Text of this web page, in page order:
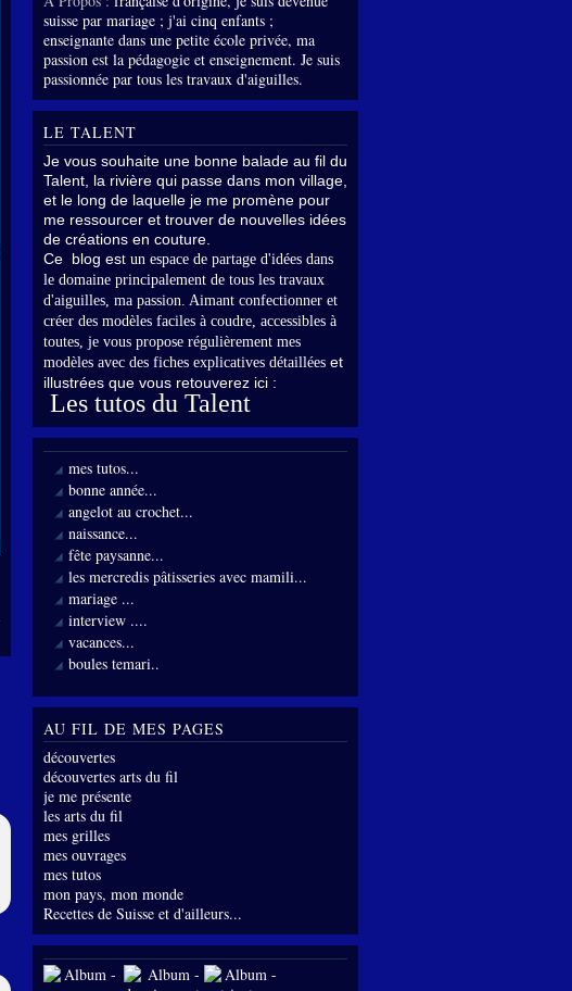
suisse par mariage ; j'ai cinq enfants ;
enseignante dans une petite école privée, ma
passion est la pédagogie et enseignement. Je suis
passionnée par tous les travaux d'aiguilles.
LE TALENT
Je vous souhaite une bonne balade au fil du
Talent, la rivière qui passe dans mon village,
et le long de laquelle je me promène pour
me ressourcer et trouver de nouvelles idées
de créations en couture.
Ce blog est un espace de partage d'idées dans
le domaine principalement de tous les travaux
d'aiguilles, ma passion. Aimant confectionner et
créer des modèles faciles à coudre, accessibles à
toutes, je vous propose régulièrement mes
modèles avec des fiches explicatives détaillées et
illustrées que vous retouverez ici :
Les tutos du Talent
mes tutos...
bonne année...
angelot au crochet...
naissance...
fête paysanne...
les mercredis pâtisseries avec mamili...
mariage ...
interview ....
vacances...
boules temari..
AU FIL DE MES PAGES
découvertes
découvertes arts du fil
je me présente
les arts du fil
mes grilles
mes ouvrages
mes tutos
mon pays, mon monde
Recettes de Suisse et d'ailleurs...